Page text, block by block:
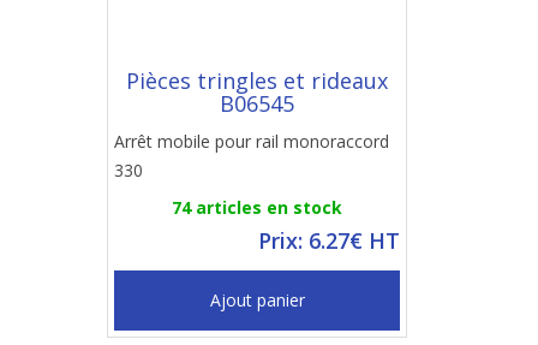
Pièces tringles et rideaux
B06545
Arrêt mobile pour rail monoraccord
330
74 articles en stock
Prix: 6.27€ HT
Ajout panier